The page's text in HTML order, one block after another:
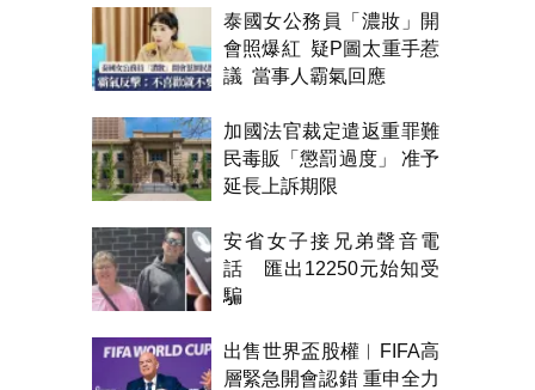
泰國女公務員「濃妝」開
會照爆紅 疑P圖太重手惹
議 當事人霸氣回應
加國法官裁定遣返重罪難
民毒販「懲罰過度」 准予
延長上訴期限
安省女子接兄弟聲音電
話 匯出12250元始知受
騙
出售世界盃股權︱FIFA高
層緊急開會認錯 重申全力